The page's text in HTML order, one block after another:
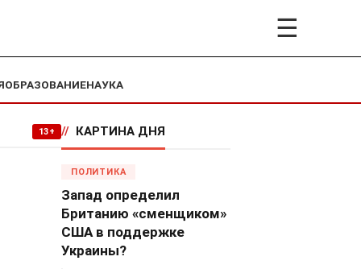
☰
ОБРАЗОВАНИЕНАУКА
13+ // КАРТИНА ДНЯ
ПОЛИТИКА
Запад определил
Британию «сменщиком»
США в поддержке
Украины?